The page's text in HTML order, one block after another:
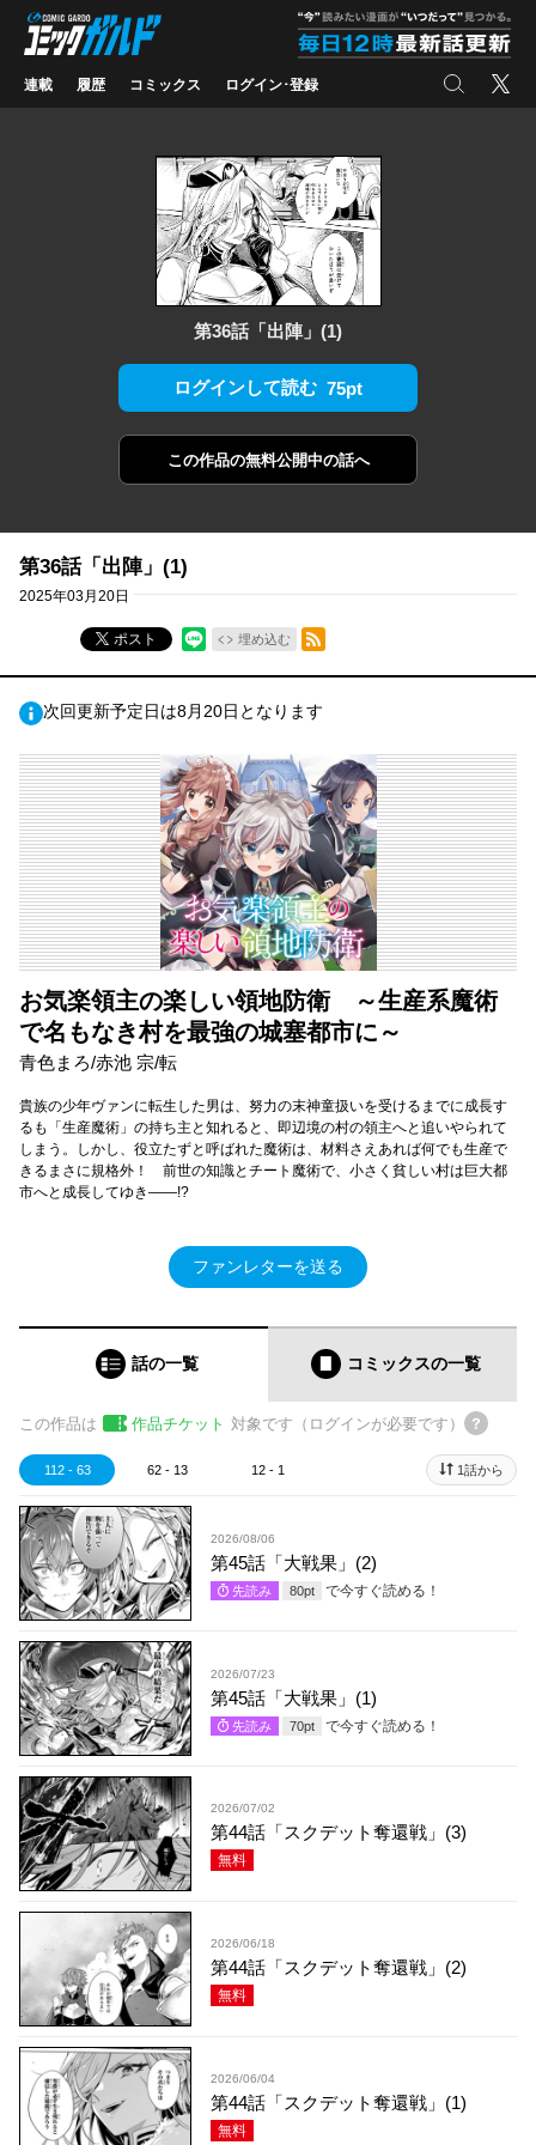
コミックガルド
連載 履歴 コミックス ログイン･登録 検索 X
第36話「出陣」(1)
ログインして読む 75pt
この作品の無料公開中の話へ
第36話「出陣」(1)
2025年03月20日
ポスト 埋め込む
RSSフィード
次回更新予定日は8月20日となります
お気楽領主の楽しい領地防衛 ～生産系魔術
で名もなき村を最強の城塞都市に～
青色まろ/赤池 宗/転
貴族の少年ヴァンに転生した男は、努力の末神童扱いを受けるまでに成長す
るも「生産魔術」の持ち主と知れると、即辺境の村の領主へと追いやられて
しまう。しかし、役立たずと呼ばれた魔術は、材料さえあれば何でも生産で
きるまさに規格外！ 前世の知識とチート魔術で、小さく貧しい村は巨大都
市へと成長してゆき――!?
ファンレターを送る
話の一覧 コミックスの一覧
この作品は 作品チケット 対象です（ログインが必要です）
112 - 63 62 - 13 12 - 1 1話から
2026/08/06
第45話「大戦果」(2)
先読み 80pt で今すぐ読める！
2026/07/23
第45話「大戦果」(1)
先読み 70pt で今すぐ読める！
2026/07/02
第44話「スクデット奪還戦」(3)
無料
2026/06/18
第44話「スクデット奪還戦」(2)
無料
2026/06/04
第44話「スクデット奪還戦」(1)
無料